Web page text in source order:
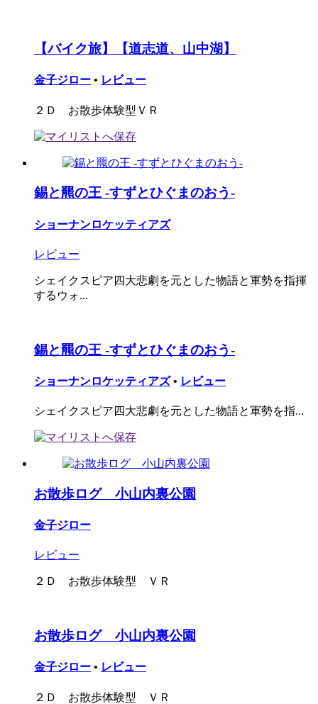
【バイク旅】【道志道、山中湖】
金子ジロー • レビュー
２Ｄ お散歩体験型ＶＲ
錫と羆の王 -すずとひぐまのおう-
ショーナンロケッティアズ
レビュー
シェイクスピア四大悲劇を元とした物語と軍勢を指揮
するウォ...
錫と羆の王 -すずとひぐまのおう-
ショーナンロケッティアズ • レビュー
シェイクスピア四大悲劇を元とした物語と軍勢を指...
お散歩ログ 小山内裏公園
金子ジロー
レビュー
２Ｄ お散歩体験型 ＶＲ
お散歩ログ 小山内裏公園
金子ジロー • レビュー
２Ｄ お散歩体験型 ＶＲ